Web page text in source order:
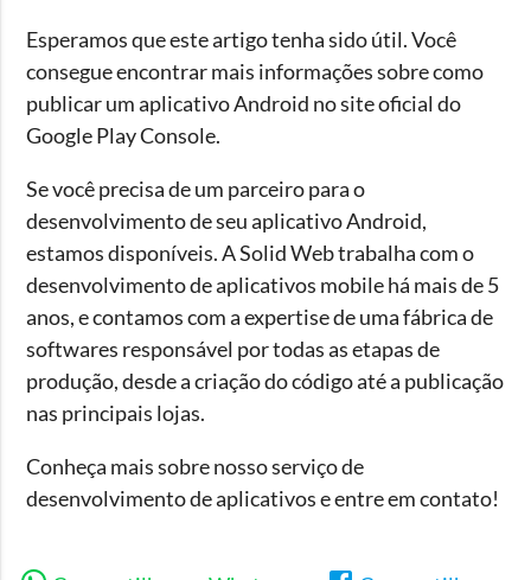
Esperamos que este artigo tenha sido útil. Você
consegue encontrar mais informações sobre como
publicar um aplicativo Android no site oficial do
Google Play Console.
Se você precisa de um parceiro para o
desenvolvimento de seu aplicativo Android,
estamos disponíveis. A Solid Web trabalha com o
desenvolvimento de aplicativos mobile há mais de 5
anos, e contamos com a expertise de uma fábrica de
softwares responsável por todas as etapas de
produção, desde a criação do código até a publicação
nas principais lojas.
Conheça mais sobre nosso serviço de
desenvolvimento de aplicativos e entre em contato!